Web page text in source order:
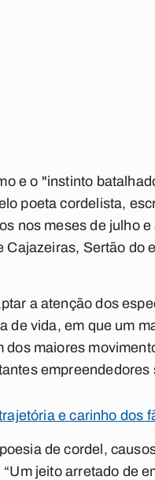
e o "instinto
poeta cordelista,
nos meses de julho
Cajazeiras, Sertão do
a atenção dos
de vida, em que um
dos maiores
empreendedores
e carinho dos
de cordel,
jeito arretado de